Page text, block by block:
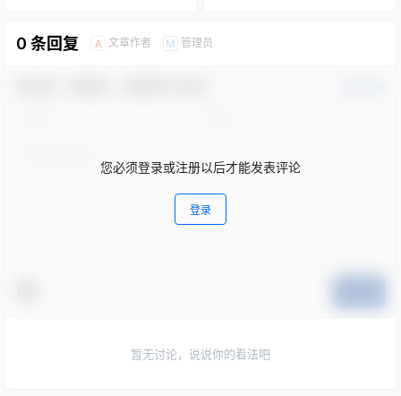
0 条回复 A 文章作者 M 管理员
您必须登录或注册以后才能发表评论
登录
暂无讨论，说说你的看法吧